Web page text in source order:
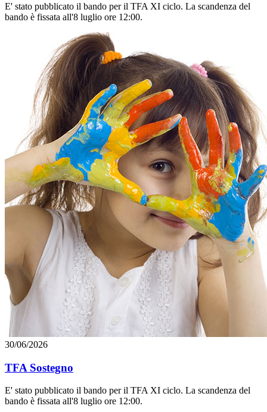
E' stato pubblicato il bando per il TFA XI ciclo. La scandenza del
bando è fissata all'8 luglio ore 12:00.
30/06/2026
TFA Sostegno
E' stato pubblicato il bando per il TFA XI ciclo. La scandenza del
bando è fissata all'8 luglio ore 12:00.